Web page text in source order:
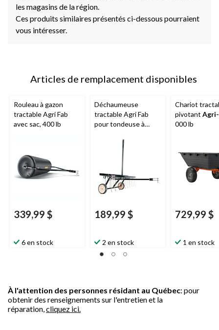
les magasins de la région.
Ces produits similaires présentés ci-dessous pourraient
vous intéresser.
Articles de remplacement disponibles
Rouleau à gazon
tractable Agri Fab
avec sac, 400 lb
339,99 $
6 en stock
Déchaumeuse
tractable Agri Fab
pour tondeuse à
40 po, 70 lb
189,99 $
2 en stock
Chariot
pivotant
000 lb
729,99 $
1 en stock
À l'attention des personnes résidant au Québec: pour
obtenir des renseignements sur l'entretien et la
réparation, cliquez ici.